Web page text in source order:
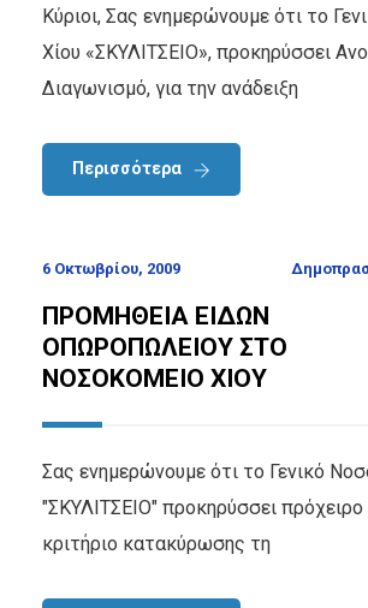
Κύριοι, Σας ενημερώνουμε ότι το
Χίου «ΣΚΥΛΙΤΣΕΙΟ», προκηρύσσει
Διαγωνισμό, για την ανάδειξη
Περισσότερα
6 Οκτωβρίου, 2009
ΠΡΟΜΗΘΕΙΑ ΕΙΔΩΝ
ΟΠΩΡΟΠΩΛΕΙΟΥ ΣΤΟ
ΝΟΣΟΚΟΜΕΙΟ ΧΙΟΥ
Σας ενημερώνουμε ότι το Γενικό
"ΣΚΥΛΙΤΣΕΙΟ" προκηρύσσει
κριτήριο κατακύρωσης τη